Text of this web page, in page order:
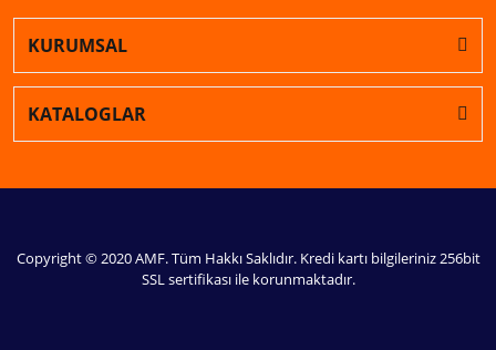
KURUMSAL
KATALOGLAR
Copyright © 2020 AMF. Tüm Hakkı Saklıdır. Kredi kartı bilgileriniz 256bit
SSL sertifikası ile korunmaktadır.